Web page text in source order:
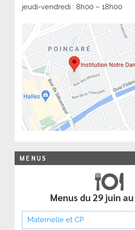
jeudi-vendredi : 8h00 – 18h00
MENUS
Menus du 29 juin
Maternelle et CP